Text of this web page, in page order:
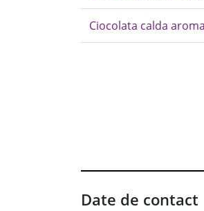
Ciocolata calda
Date de contact